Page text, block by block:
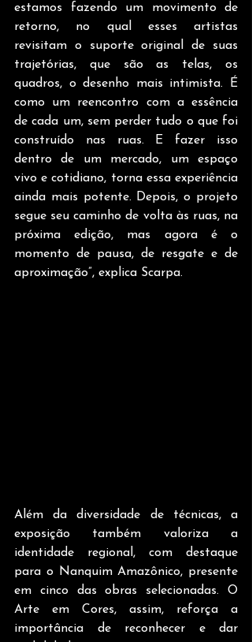
estamos fazendo um movimento de
retorno, no qual esses artistas
revisitam o suporte original de suas
trajetórias, que são as telas, os
quadros, o desenho mais intimista. É
como um reencontro com a essência
de cada um, sem perder tudo o que foi
construído nas ruas. E fazer isso
dentro de um mercado, um espaço
vivo e cotidiano, torna essa experiência
ainda mais potente. Depois, o projeto
segue seu caminho de volta às ruas, na
próxima edição, mas agora é o
momento de pausa, de resgate e de
aproximação”, explica Scarpa.
Além da diversidade de técnicas, a
exposição também valoriza a
identidade regional, com destaque
para o Nanquim Amazônico, presente
em cinco das obras selecionadas. O
Arte em Cores, assim, reforça a
importância de reconhecer e dar